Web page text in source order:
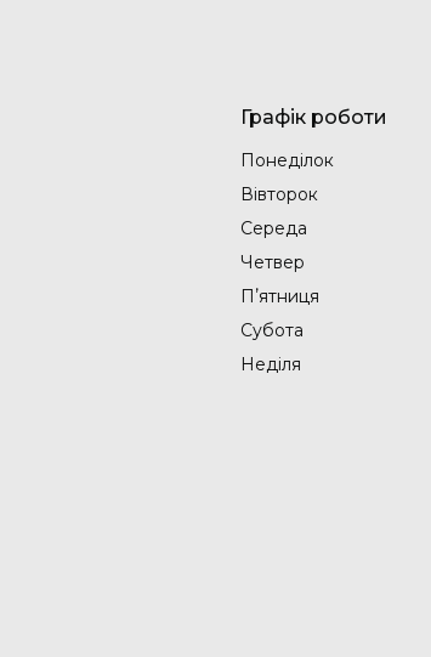
Графік роботи
Понеділок
Вівторок
Середа
Четвер
Пʼятниця
Субота
Неділя